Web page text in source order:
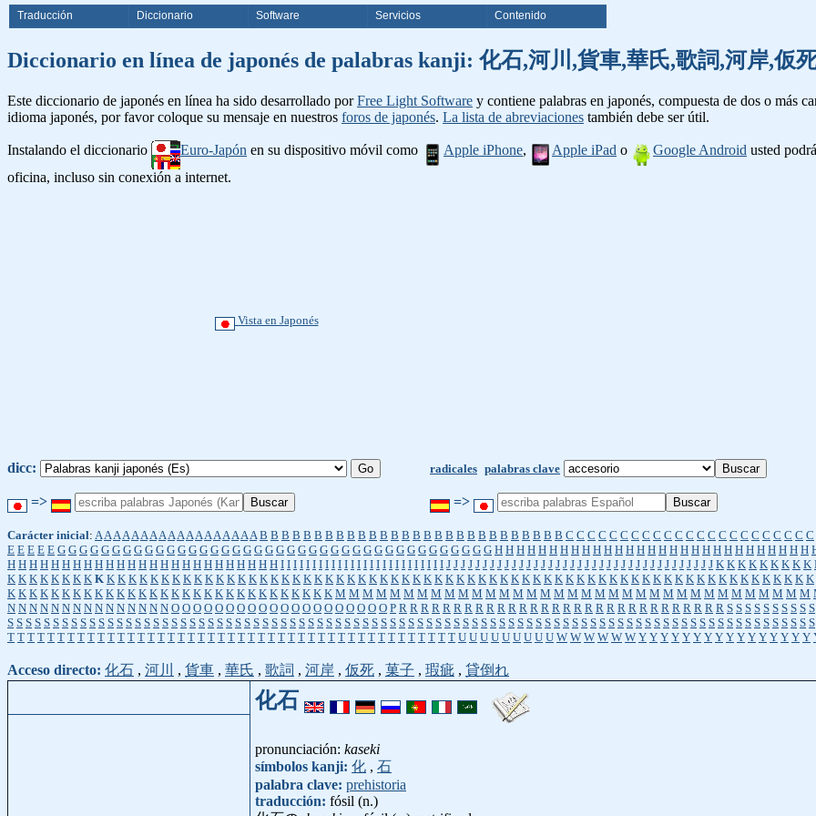
Traducción Diccionario Software Servicios Contenido
Diccionario en línea de japonés de palabras kanji: 化石,河川,貨車,華氏,歌詞,河岸,仮
Este diccionario de japonés en línea ha sido desarrollado porFree Light Software y contiene palabras en japonés, compuesta de dos o más
idioma japonés, por favor coloque su mensaje en nuestros foros de japonés. La lista de abreviaciones también debe ser útil.
Instalando el diccionario Euro-Japón en su dispositivo móvil como Apple iPhone, Apple iPad o Google Android usted
oficina, incluso sin conexión a internet.
Vista en Japonés
dicc: radicales palabras clave
=> =>
Carácter inicial: A A A A A A A A A A A A A A A A A A B B B B B B B B B B B B B B B B B B B B B B B B B B B B C C C C C C C C C C C C C C C C C C C C C C C
E E E E E G G G G G G G G G G G G G G G G G G G G G G G G G G G G G G G G G G G G G G G G H H H H H H H H H H H H H H H H H H H H H H H H H H H H H
H H H H H H H H H H H H H H H H H H H H H H H H H I I I I I I I I I I I I I I I I I I I I I I I I I I J J J J J J J J J J J J J J J J J J J J J J J J J J J J J J J J J J J J J K K K K K K K K K
K K K K K K K K K K K K K K K K K K K K K K K K K K K K K K K K K K K K K K K K K K K K K K K K K K K K K K K K K K K K K K K K K K K K K K K K K K
K K K K K K K K K K K K K K K K K K K K K K K K K K K K K K M M M M M M M M M M M M M M M M M M M M M M M M M M M M M M M M M M M
N N N N N N N N N N N N N N N O O O O O O O O O O O O O O O O O O O O P R R R R R R R R R R R R R R R R R R R R R R R R R R R R R R S S S S S S S S S S
S S S S S S S S S S S S S S S S S S S S S S S S S S S S S S S S S S S S S S S S S S S S S S S S S S S S S S S S S S S S S S S S S S S S S S S S S S S S S S S S S S S S S S S S S
T T T T T T T T T T T T T T T T T T T T T T T T T T T T T T T T T T T T T T T T T T T T T U U U U U U U U U W W W W W W Y Y Y Y Y Y Y Y Y Y Y Y Y Y Y Y
Acceso directo: 化石 , 河川 , 貨車 , 華氏 , 歌詞 , 河岸 , 仮死 , 菓子 , 瑕疵 , 貸倒れ
化石
pronunciación: kaseki
símbolos kanji: 化 , 石
palabra clave: prehistoria
traducción: fósil (n.)